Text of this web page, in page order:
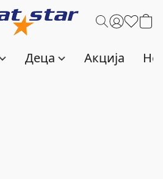
Деца Акција